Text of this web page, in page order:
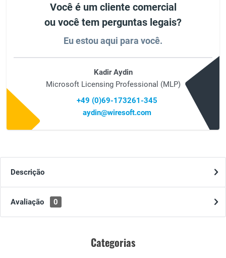
Você é um cliente comercial
ou você tem perguntas legais?
Eu estou aqui para você.
Kadir Aydin
Microsoft Licensing Professional (MLP)
+49 (0)69-173261-345
aydin@wiresoft.com
Descrição
Avaliação 0
Categorias